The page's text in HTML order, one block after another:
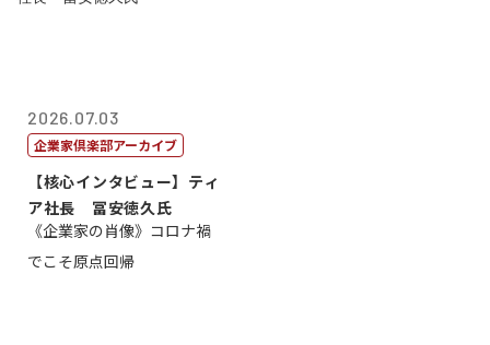
2026.07.03
企業家倶楽部アーカイブ
【核心インタビュー】ティ
ア社長 冨安徳久氏
《企業家の肖像》コロナ禍
でこそ原点回帰